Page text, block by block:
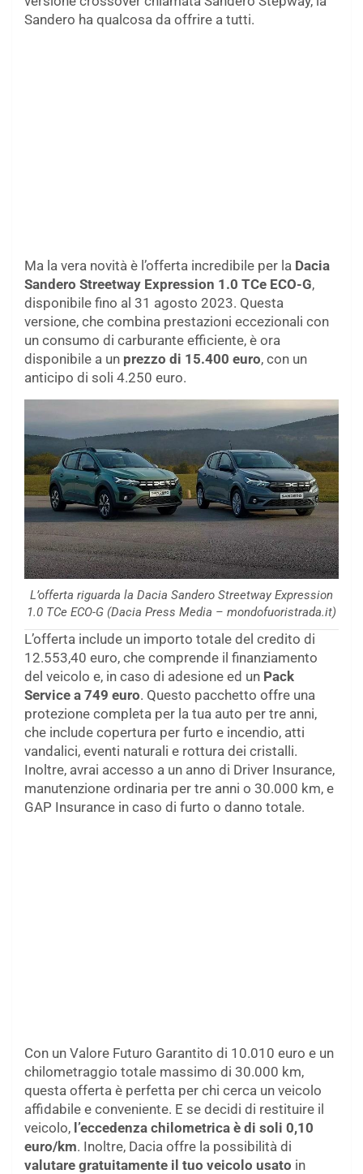
Sandero ha qualcosa da offrire a tutti.
Ma la vera novità è l’offerta incredibile per la Dacia
Sandero Streetway Expression 1.0 TCe ECO-G,
disponibile fino al 31 agosto 2023. Questa
versione, che combina prestazioni eccezionali con
un consumo di carburante efficiente, è ora
disponibile a un prezzo di 15.400 euro, con un
anticipo di soli 4.250 euro.
L’offerta riguarda la Dacia Sandero Streetway Expression
1.0 TCe ECO-G (Dacia Press Media – mondofuoristrada.it)
L’offerta include un importo totale del credito di
12.553,40 euro, che comprende il finanziamento
del veicolo e, in caso di adesione ed un Pack
Service a 749 euro. Questo pacchetto offre una
protezione completa per la tua auto per tre anni,
che include copertura per furto e incendio, atti
vandalici, eventi naturali e rottura dei cristalli.
Inoltre, avrai accesso a un anno di Driver Insurance,
manutenzione ordinaria per tre anni o 30.000 km, e
GAP Insurance in caso di furto o danno totale.
Con un Valore Futuro Garantito di 10.010 euro e un
chilometraggio totale massimo di 30.000 km,
questa offerta è perfetta per chi cerca un veicolo
affidabile e conveniente. E se decidi di restituire il
veicolo, l’eccedenza chilometrica è di soli 0,10
euro/km. Inoltre, Dacia offre la possibilità di
valutare gratuitamente il tuo veicolo usato in